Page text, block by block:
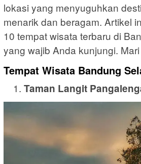
lokasi yang menyuguhkan
menarik dan beragam. Artikel
10 tempat wisata terbaru di
yang wajib Anda kunjungi.
Tempat Wisata Bandung
Taman Langit